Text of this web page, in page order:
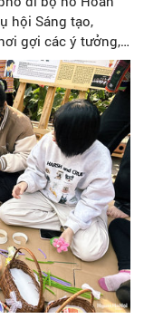
hội Sáng tạo,
gợi các ý tưởng,
kế Sáng tạo